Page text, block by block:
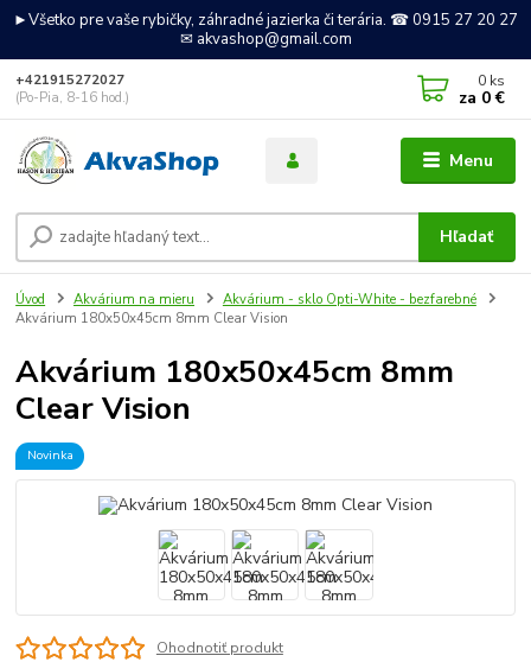
►Všetko pre vaše rybičky, záhradné jazierka či terária. ☎ 0915 27 20 27
✉ akvashop@gmail.com
Menu
Hľadať
+421915272027
(Po-Pia, 8-16 hod.)
0 ks
za 0 €
Úvod Akvárium na mieru
Akvárium - sklo Opti-White - bezfarebné
Akvárium 180x50x45cm 8mm Clear Vision
Akvárium 180x50x45cm 8mm
Clear Vision
Novinka
Ohodnotiť produkt